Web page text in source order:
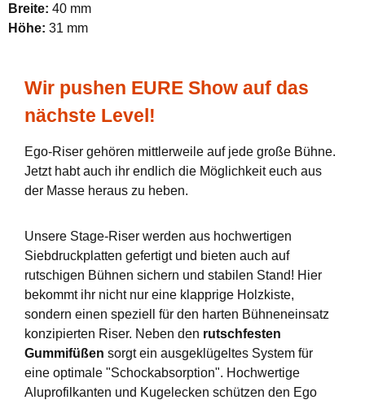
Breite: 40 mm
Höhe: 31 mm
Wir pushen EURE Show auf das
nächste Level!
Ego-Riser gehören mittlerweile auf jede große Bühne.
Jetzt habt auch ihr endlich die Möglichkeit euch aus
der Masse heraus zu heben.
Unsere Stage-Riser werden aus hochwertigen
Siebdruckplatten gefertigt und bieten auch auf
rutschigen Bühnen sichern und stabilen Stand! Hier
bekommt ihr nicht nur eine klapprige Holzkiste,
sondern einen speziell für den harten Bühneneinsatz
konzipierten Riser. Neben den rutschfesten
Gummifüßen sorgt ein ausgeklügeltes System für
eine optimale "Schockabsorption". Hochwertige
Aluprofilkanten und Kugelecken schützen den Ego